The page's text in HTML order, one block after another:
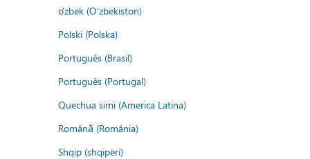
o'zbek (O'zbekiston)
Polski (Polska)
Português (Brasil)
Português (Portugal)
Quechua simi (America Latina)
Română (România)
Shqip (shqipëri)